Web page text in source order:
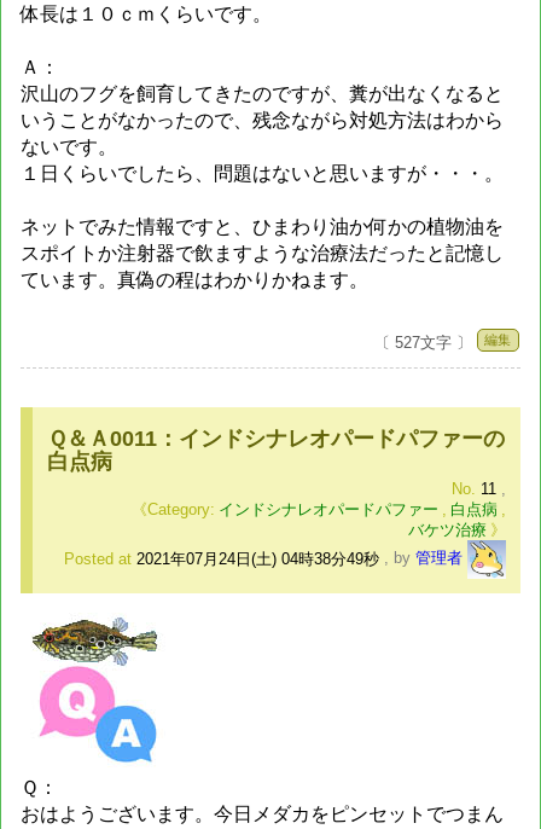
体長は１０ｃｍくらいです。
Ａ：
沢山のフグを飼育してきたのですが、糞が出なくなると
いうことがなかったので、残念ながら対処方法はわから
ないです。
１日くらいでしたら、問題はないと思いますが・・・。
ネットでみた情報ですと、ひまわり油か何かの植物油を
スポイトか注射器で飲ますような治療法だったと記憶し
ています。真偽の程はわかりかねます。
〔 527文字 〕 編集
Ｑ＆Ａ0011：インドシナレオパードパファーの
白点病
No. 11 ,
インドシナレオパードパファー , 白点病 ,
バケツ治療
Posted at 2021年07月24日(土) 04時38分49秒 , by 管理者
Ｑ：
おはようございます。今日メダカをピンセットでつまん